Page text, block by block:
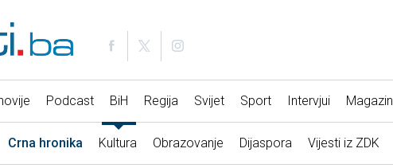
Podcast BiH Regija Svijet Sport Intervjui Magazin
Crna hronika Kultura Obrazovanje Dijaspora Vijesti iz ZDK